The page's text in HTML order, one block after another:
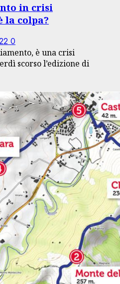
in crisi
la colpa?
0
è una crisi
scorso l’edizione di